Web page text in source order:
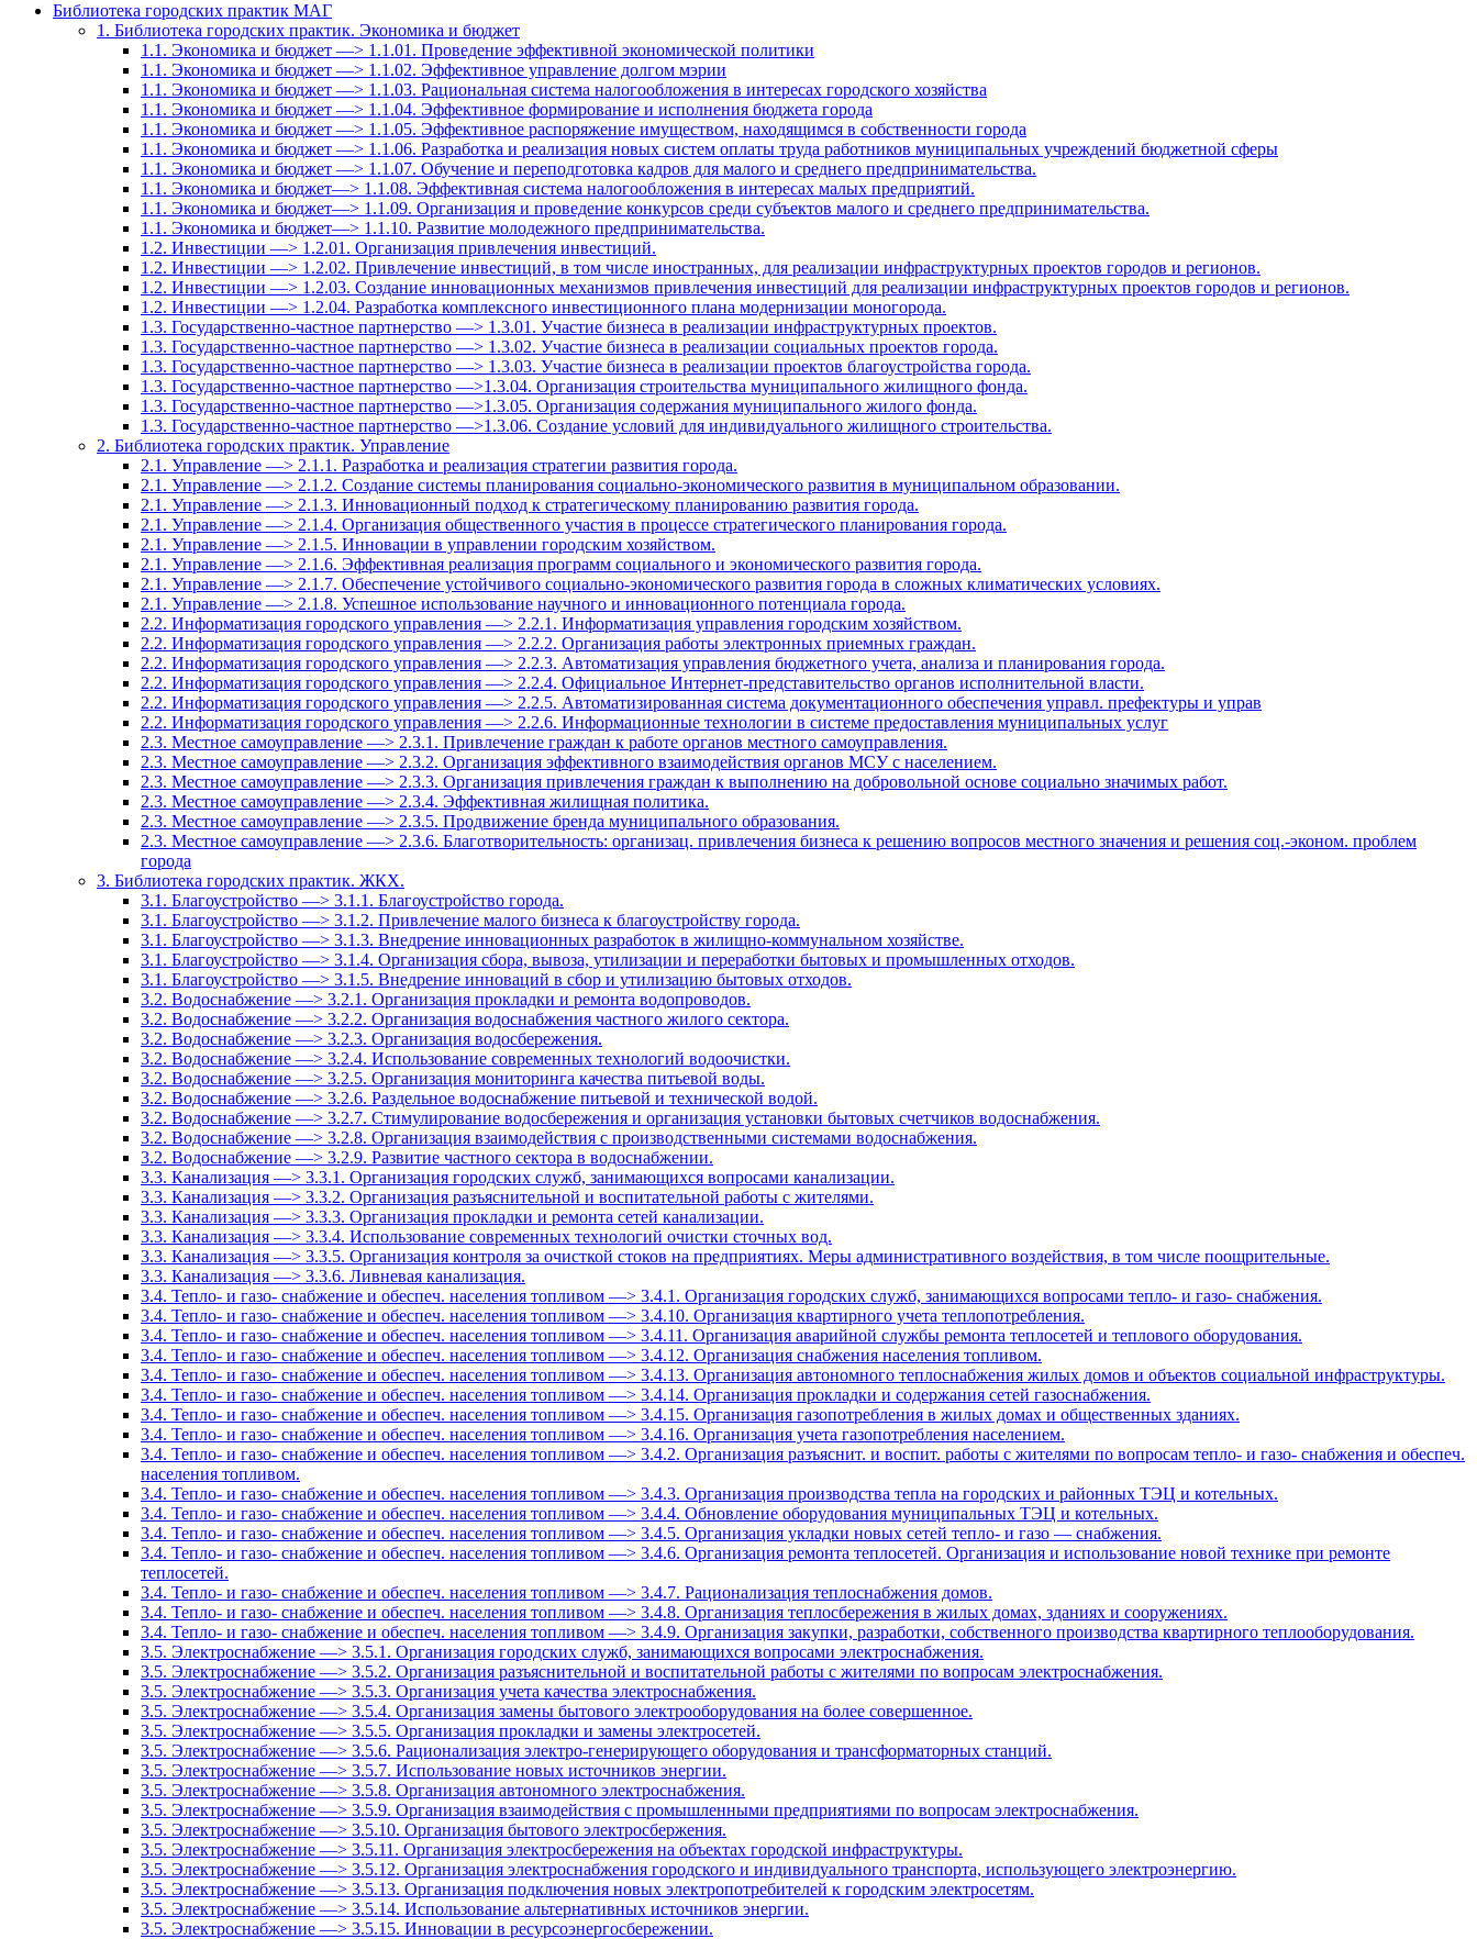
Библиотека городских практик МАГ
1. Библиотека городских практик. Экономика и бюджет
1.1. Экономика и бюджет —> 1.1.01. Проведение эффективной экономической политики
1.1. Экономика и бюджет —> 1.1.02. Эффективное управление долгом мэрии
1.1. Экономика и бюджет —> 1.1.03. Рациональная система налогообложения в интересах городского хозяйства
1.1. Экономика и бюджет —> 1.1.04. Эффективное формирование и исполнения бюджета города
1.1. Экономика и бюджет —> 1.1.05. Эффективное распоряжение имуществом, находящимся в собственности города
1.1. Экономика и бюджет —> 1.1.06. Разработка и реализация новых систем оплаты труда работников муниципальных учреждений бюджетной сферы
1.1. Экономика и бюджет —> 1.1.07. Обучение и переподготовка кадров для малого и среднего предпринимательства.
1.1. Экономика и бюджет—> 1.1.08. Эффективная система налогообложения в интересах малых предприятий.
1.1. Экономика и бюджет—> 1.1.09. Организация и проведение конкурсов среди субъектов малого и среднего предпринимательства.
1.1. Экономика и бюджет—> 1.1.10. Развитие молодежного предпринимательства.
1.2. Инвестиции —> 1.2.01. Организация привлечения инвестиций.
1.2. Инвестиции —> 1.2.02. Привлечение инвестиций, в том числе иностранных, для реализации инфраструктурных проектов городов и регионов.
1.2. Инвестиции —> 1.2.03. Создание инновационных механизмов привлечения инвестиций для реализации инфраструктурных проектов городов и регионов.
1.2. Инвестиции —> 1.2.04. Разработка комплексного инвестиционного плана модернизации моногорода.
1.3. Государственно-частное партнерство —> 1.3.01. Участие бизнеса в реализации инфраструктурных проектов.
1.3. Государственно-частное партнерство —> 1.3.02. Участие бизнеса в реализации социальных проектов города.
1.3. Государственно-частное партнерство —> 1.3.03. Участие бизнеса в реализации проектов благоустройства города.
1.3. Государственно-частное партнерство —>1.3.04. Организация строительства муниципального жилищного фонда.
1.3. Государственно-частное партнерство —>1.3.05. Организация содержания муниципального жилого фонда.
1.3. Государственно-частное партнерство —>1.3.06. Создание условий для индивидуального жилищного строительства.
2. Библиотека городских практик. Управление
2.1. Управление —> 2.1.1. Разработка и реализация стратегии развития города.
2.1. Управление —> 2.1.2. Создание системы планирования социально-экономического развития в муниципальном образовании.
2.1. Управление —> 2.1.3. Инновационный подход к стратегическому планированию развития города.
2.1. Управление —> 2.1.4. Организация общественного участия в процессе стратегического планирования города.
2.1. Управление —> 2.1.5. Инновации в управлении городским хозяйством.
2.1. Управление —> 2.1.6. Эффективная реализация программ социального и экономического развития города.
2.1. Управление —> 2.1.7. Обеспечение устойчивого социально-экономического развития города в сложных климатических условиях.
2.1. Управление —> 2.1.8. Успешное использование научного и инновационного потенциала города.
2.2. Информатизация городского управления —> 2.2.1. Информатизация управления городским хозяйством.
2.2. Информатизация городского управления —> 2.2.2. Организация работы электронных приемных граждан.
2.2. Информатизация городского управления —> 2.2.3. Автоматизация управления бюджетного учета, анализа и планирования города.
2.2. Информатизация городского управления —> 2.2.4. Официальное Интернет-представительство органов исполнительной власти.
2.2. Информатизация городского управления —> 2.2.5. Автоматизированная система документационного обеспечения управл. префектуры и управ
2.2. Информатизация городского управления —> 2.2.6. Информационные технологии в системе предоставления муниципальных услуг
2.3. Местное самоуправление —> 2.3.1. Привлечение граждан к работе органов местного самоуправления.
2.3. Местное самоуправление —> 2.3.2. Организация эффективного взаимодействия органов МСУ с населением.
2.3. Местное самоуправление —> 2.3.3. Организация привлечения граждан к выполнению на добровольной основе социально значимых работ.
2.3. Местное самоуправление —> 2.3.4. Эффективная жилищная политика.
2.3. Местное самоуправление —> 2.3.5. Продвижение бренда муниципального образования.
2.3. Местное самоуправление —> 2.3.6. Благотворительность: организац. привлечения бизнеса к решению вопросов местного значения и решения соц.-эконом. проблем
города
3. Библиотека городских практик. ЖКХ.
3.1. Благоустройство —> 3.1.1. Благоустройство города.
3.1. Благоустройство —> 3.1.2. Привлечение малого бизнеса к благоустройству города.
3.1. Благоустройство —> 3.1.3. Внедрение инновационных разработок в жилищно-коммунальном хозяйстве.
3.1. Благоустройство —> 3.1.4. Организация сбора, вывоза, утилизации и переработки бытовых и промышленных отходов.
3.1. Благоустройство —> 3.1.5. Внедрение инноваций в сбор и утилизацию бытовых отходов.
3.2. Водоснабжение —> 3.2.1. Организация прокладки и ремонта водопроводов.
3.2. Водоснабжение —> 3.2.2. Организация водоснабжения частного жилого сектора.
3.2. Водоснабжение —> 3.2.3. Организация водосбережения.
3.2. Водоснабжение —> 3.2.4. Использование современных технологий водоочистки.
3.2. Водоснабжение —> 3.2.5. Организация мониторинга качества питьевой воды.
3.2. Водоснабжение —> 3.2.6. Раздельное водоснабжение питьевой и технической водой.
3.2. Водоснабжение —> 3.2.7. Стимулирование водосбережения и организация установки бытовых счетчиков водоснабжения.
3.2. Водоснабжение —> 3.2.8. Организация взаимодействия с производственными системами водоснабжения.
3.2. Водоснабжение —> 3.2.9. Развитие частного сектора в водоснабжении.
3.3. Канализация —> 3.3.1. Организация городских служб, занимающихся вопросами канализации.
3.3. Канализация —> 3.3.2. Организация разъяснительной и воспитательной работы с жителями.
3.3. Канализация —> 3.3.3. Организация прокладки и ремонта сетей канализации.
3.3. Канализация —> 3.3.4. Использование современных технологий очистки сточных вод.
3.3. Канализация —> 3.3.5. Организация контроля за очисткой стоков на предприятиях. Меры административного воздействия, в том числе поощрительные.
3.3. Канализация —> 3.3.6. Ливневая канализация.
3.4. Тепло- и газо- снабжение и обеспеч. населения топливом —> 3.4.1. Организация городских служб, занимающихся вопросами тепло- и газо- снабжения.
3.4. Тепло- и газо- снабжение и обеспеч. населения топливом —> 3.4.10. Организация квартирного учета теплопотребления.
3.4. Тепло- и газо- снабжение и обеспеч. населения топливом —> 3.4.11. Организация аварийной службы ремонта теплосетей и теплового оборудования.
3.4. Тепло- и газо- снабжение и обеспеч. населения топливом —> 3.4.12. Организация снабжения населения топливом.
3.4. Тепло- и газо- снабжение и обеспеч. населения топливом —> 3.4.13. Организация автономного теплоснабжения жилых домов и объектов социальной инфраструктуры.
3.4. Тепло- и газо- снабжение и обеспеч. населения топливом —> 3.4.14. Организация прокладки и содержания сетей газоснабжения.
3.4. Тепло- и газо- снабжение и обеспеч. населения топливом —> 3.4.15. Организация газопотребления в жилых домах и общественных зданиях.
3.4. Тепло- и газо- снабжение и обеспеч. населения топливом —> 3.4.16. Организация учета газопотребления населением.
3.4. Тепло- и газо- снабжение и обеспеч. населения топливом —> 3.4.2. Организация разъяснит. и воспит. работы с жителями по вопросам тепло- и газо- снабжения и обеспеч.
населения топливом.
3.4. Тепло- и газо- снабжение и обеспеч. населения топливом —> 3.4.3. Организация производства тепла на городских и районных ТЭЦ и котельных.
3.4. Тепло- и газо- снабжение и обеспеч. населения топливом —> 3.4.4. Обновление оборудования муниципальных ТЭЦ и котельных.
3.4. Тепло- и газо- снабжение и обеспеч. населения топливом —> 3.4.5. Организация укладки новых сетей тепло- и газо — снабжения.
3.4. Тепло- и газо- снабжение и обеспеч. населения топливом —> 3.4.6. Организация ремонта теплосетей. Организация и использование новой технике при ремонте
теплосетей.
3.4. Тепло- и газо- снабжение и обеспеч. населения топливом —> 3.4.7. Рационализация теплоснабжения домов.
3.4. Тепло- и газо- снабжение и обеспеч. населения топливом —> 3.4.8. Организация теплосбережения в жилых домах, зданиях и сооружениях.
3.4. Тепло- и газо- снабжение и обеспеч. населения топливом —> 3.4.9. Организация закупки, разработки, собственного производства квартирного теплооборудования.
3.5. Электроснабжение —> 3.5.1. Организация городских служб, занимающихся вопросами электроснабжения.
3.5. Электроснабжение —> 3.5.2. Организация разъяснительной и воспитательной работы с жителями по вопросам электроснабжения.
3.5. Электроснабжение —> 3.5.3. Организация учета качества электроснабжения.
3.5. Электроснабжение —> 3.5.4. Организация замены бытового электрооборудования на более совершенное.
3.5. Электроснабжение —> 3.5.5. Организация прокладки и замены электросетей.
3.5. Электроснабжение —> 3.5.6. Рационализация электро-генерирующего оборудования и трансформаторных станций.
3.5. Электроснабжение —> 3.5.7. Использование новых источников энергии.
3.5. Электроснабжение —> 3.5.8. Организация автономного электроснабжения.
3.5. Электроснабжение —> 3.5.9. Организация взаимодействия с промышленными предприятиями по вопросам электроснабжения.
3.5. Электроснабжение —> 3.5.10. Организация бытового электросбержения.
3.5. Электроснабжение —> 3.5.11. Организация электросбережения на объектах городской инфраструктуры.
3.5. Электроснабжение —> 3.5.12. Организация электроснабжения городского и индивидуального транспорта, использующего электроэнергию.
3.5. Электроснабжение —> 3.5.13. Организация подключения новых электропотребителей к городским электросетям.
3.5. Электроснабжение —> 3.5.14. Использование альтернативных источников энергии.
3.5. Электроснабжение —> 3.5.15. Инновации в ресурсоэнергосбережении.